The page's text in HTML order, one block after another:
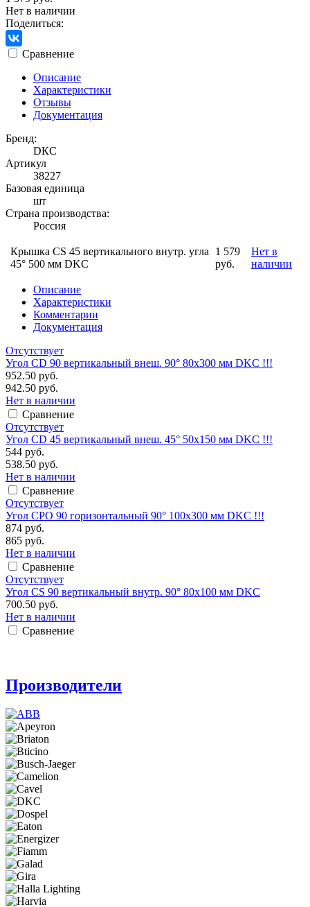
Нет в наличии
Поделиться:
Сравнение
Описание
Характеристики
Отзывы
Документация
Бренд:
DКС
Артикул
38227
Базовая единица
шт
Страна производства:
Россия
Крышка CS 45 вертикального внутр. угла
45° 500 мм DKC
1 579
руб.
Нет в
наличии
Описание
Характеристики
Комментарии
Документация
Отсутствует
Угол CD 90 вертикальный внеш. 90° 80х300 мм DKC !!!
952.50 руб.
942.50 руб.
Нет в наличии
Сравнение
Отсутствует
Угол CD 45 вертикальный внеш. 45° 50х150 мм DKC !!!
544 руб.
538.50 руб.
Нет в наличии
Сравнение
Отсутствует
Угол CPO 90 горизонтальный 90° 100х300 мм DKC !!!
874 руб.
865 руб.
Нет в наличии
Сравнение
Отсутствует
Угол CS 90 вертикальный внутр. 90° 80х100 мм DKC
700.50 руб.
Нет в наличии
Сравнение
Производители